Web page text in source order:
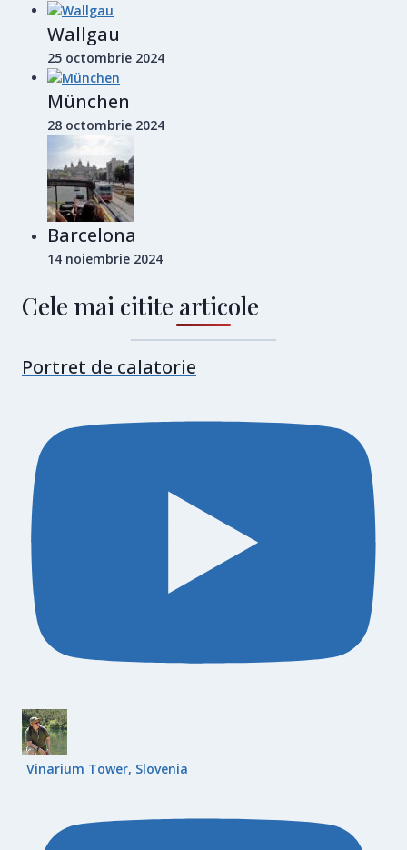
Wallgau
25 octombrie 2024
München
28 octombrie 2024
Barcelona
14 noiembrie 2024
Cele mai citite articole
Portret de calatorie
Vinarium Tower, Slovenia